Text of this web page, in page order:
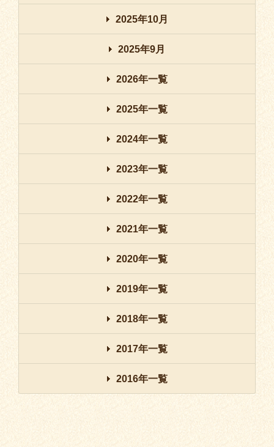
2025年10月
2025年9月
2026年一覧
2025年一覧
2024年一覧
2023年一覧
2022年一覧
2021年一覧
2020年一覧
2019年一覧
2018年一覧
2017年一覧
2016年一覧